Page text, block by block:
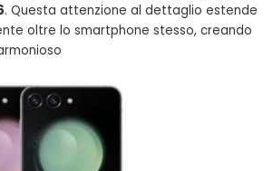
. Questa attenzione al dettaglio estende
oltre lo smartphone stesso, creando